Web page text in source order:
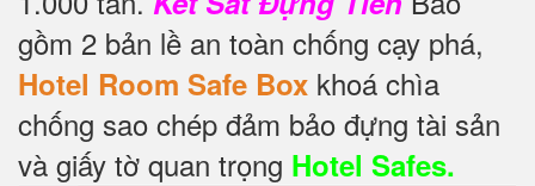
gồm 2 bản lề an toàn chống cạy phá,
Hotel Room Safe Box khoá chìa
chống sao chép đảm bảo đựng tài sản
và giấy tờ quan trọng Hotel Safes.